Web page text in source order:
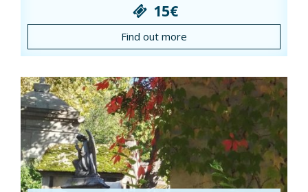
15€
Find out more